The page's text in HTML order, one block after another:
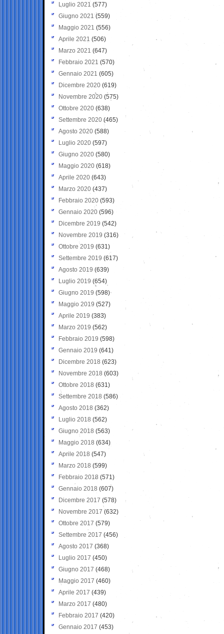
Luglio 2021 (577)
Giugno 2021(559)
Maggio 2021 (556)
Aprile 2021 (506)
Marzo 2021 (647)
Febbraio 2021 (570)
Gennaio 2021 (605)
Dicembre 2020 (619)
Novembre 2020 (575)
Ottobre 2020 (638)
Settembre 2020(465)
Agosto 2020 (588)
Luglio 2020 (597)
Giugno 2020 (580)
Maggio 2020 (618)
Aprile 2020 (643)
Marzo 2020 (437)
Febbraio 2020 (593)
Gennaio 2020 (596)
Dicembre 2019 (542)
Novembre 2019 (316)
Ottobre 2019 (631)
Settembre 2019 (617)
Agosto 2019 (639)
Luglio 2019 (654)
Giugno 2019 (598)
Maggio 2019 (527)
Aprile 2019 (383)
Marzo 2019 (562)
Febbraio 2019 (598)
Gennaio 2019 (641)
Dicembre 2018 (623)
Novembre 2018 (603)
Ottobre 2018 (631)
Settembre 2018 (586)
Agosto 2018 (362)
Luglio 2018 (562)
Giugno 2018 (563)
Maggio 2018 (634)
Aprile 2018 (547)
Marzo 2018 (599)
Febbraio 2018 (571)
Gennaio 2018 (607)
Dicembre 2017 (578)
Novembre 2017 (632)
Ottobre 2017 (579)
Settembre 2017 (456)
Agosto 2017 (368)
Luglio 2017 (450)
Giugno 2017 (468)
Maggio 2017 (460)
Aprile 2017 (439)
Marzo 2017 (480)
Febbraio 2017 (420)
Gennaio 2017 (453)